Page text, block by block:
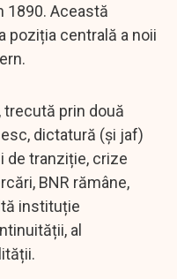
1890. Această
poziția centrală a noii
trecută prin două
dictatură (și jaf)
de tranziție, crize
BNR rămâne,
instituție
al